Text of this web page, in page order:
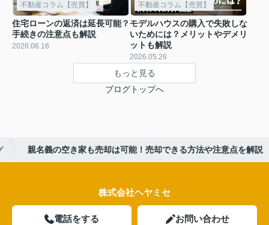
不動産コラム【売買】
住宅ローンの返済は延長可能？
手続きの注意点も解説
2026.06.16
不動産コラム【売買】
モデルハウスの購入で失敗しな
いためには？メリットやデメリ
ットも解説
2026.05.26
もっと見る
ブログトップへ
親名義の空き家も売却は可能！売却できる方法や注意点を解説
株式会社ヘヤミセ
電話をする お問い合わせ